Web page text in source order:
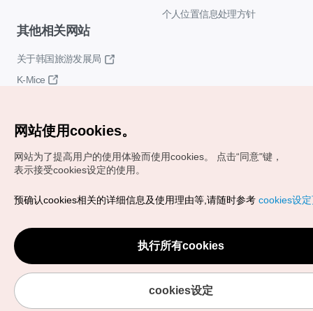
个人位置信息处理方针
其他相关网站
关于韩国旅游发展局
K-Mice
Copyrights (c) 韩国旅游发展局版权所有
VISITKOREA官方邮箱
chnsim@knto.or.kr
网站使用cookies。
网站为了提高用户的使用体验而使用cookies。
点击“同意"键，
表示接受cookies设定的使用。
预确认cookies相关的详细信息及使用理由等,请随时参考 cookies设
执行所有cookies
cookies设定